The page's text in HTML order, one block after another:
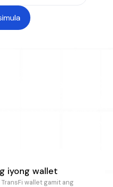
iyong wallet
wallet gamit ang